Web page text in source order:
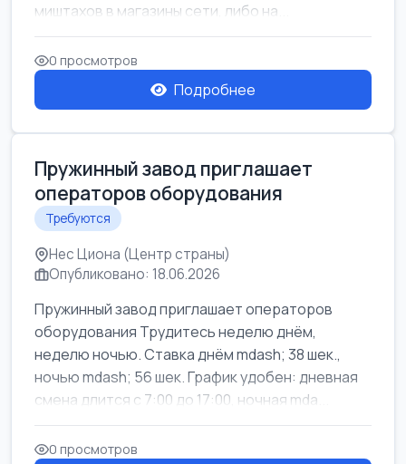
миштахов в магазины сети, либо на...
0 просмотров
Подробнее
Пружинный завод приглашает
операторов оборудования
Требуются
Нес Циона (Центр страны)
Опубликовано: 18.06.2026
Пружинный завод приглашает операторов
оборудования Трудитесь неделю днём,
неделю ночью. Ставка днём mdash; 38 шек.,
ночью mdash; 56 шек. График удобен: дневная
смена длится с 7:00 до 17:00, ночная mda...
0 просмотров